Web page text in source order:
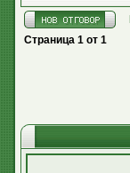
Страница 1 от 1